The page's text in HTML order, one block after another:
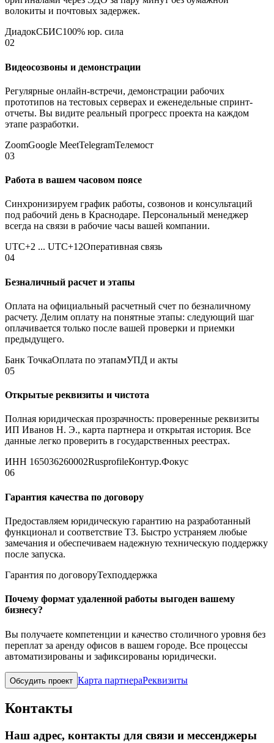
волокиты и почтовых задержек.
ДиадокСБИС100% юр. сила
02
Видеосозвоны и демонстрации
Регулярные онлайн-встречи, демонстрации рабочих
прототипов на тестовых серверах и еженедельные спринт-
отчеты. Вы видите реальный прогресс проекта на каждом
этапе разработки.
ZoomGoogle MeetTelegramТелемост
03
Работа в вашем часовом поясе
Синхронизируем график работы, созвонов и консультаций
под рабочий день в Краснодаре. Персональный менеджер
всегда на связи в рабочие часы вашей компании.
UTC+2 ... UTC+12Оперативная связь
04
Безналичный расчет и этапы
Оплата на официальный расчетный счет по безналичному
расчету. Делим оплату на понятные этапы: следующий шаг
оплачивается только после вашей проверки и приемки
предыдущего.
Банк ТочкаОплата по этапамУПД и акты
05
Открытые реквизиты и чистота
Полная юридическая прозрачность: проверенные реквизиты
ИП Иванов Н. Э., карта партнера и открытая история. Все
данные легко проверить в государственных реестрах.
ИНН 165036260002RusprofileКонтур.Фокус
06
Гарантия качества по договору
Предоставляем юридическую гарантию на разработанный
функционал и соответствие ТЗ. Быстро устраняем любые
замечания и обеспечиваем надежную техническую поддержку
после запуска.
Гарантия по договоруТехподдержка
Почему формат удаленной работы выгоден вашему
бизнесу?
Вы получаете компетенции и качество столичного уровня без
переплат за аренду офисов в вашем городе. Все процессы
автоматизированы и зафиксированы юридически.
Обсудить проект Карта партнераРеквизиты
Контакты
Наш адрес, контакты для связи и мессенджеры